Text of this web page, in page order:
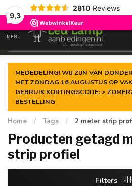
9,3
2810 Reviews
Gegarandeerde delaagste prijs
MENU
MEDEDELING! WIJ ZIJN VAN
MET ZONDAG 16 AUGUSTUS OP
GEBRUIK KORTINGSCODE: >
BESTELLING
Home / Tags / 2 meter strip
Producten getagd
strip profiel
Filters